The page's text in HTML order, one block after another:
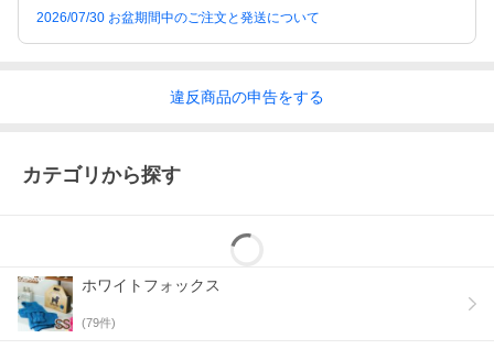
2026/07/30 お盆期間中のご注文と発送について
違反商品の申告をする
カテゴリから探す
ホワイトフォックス
(79件)